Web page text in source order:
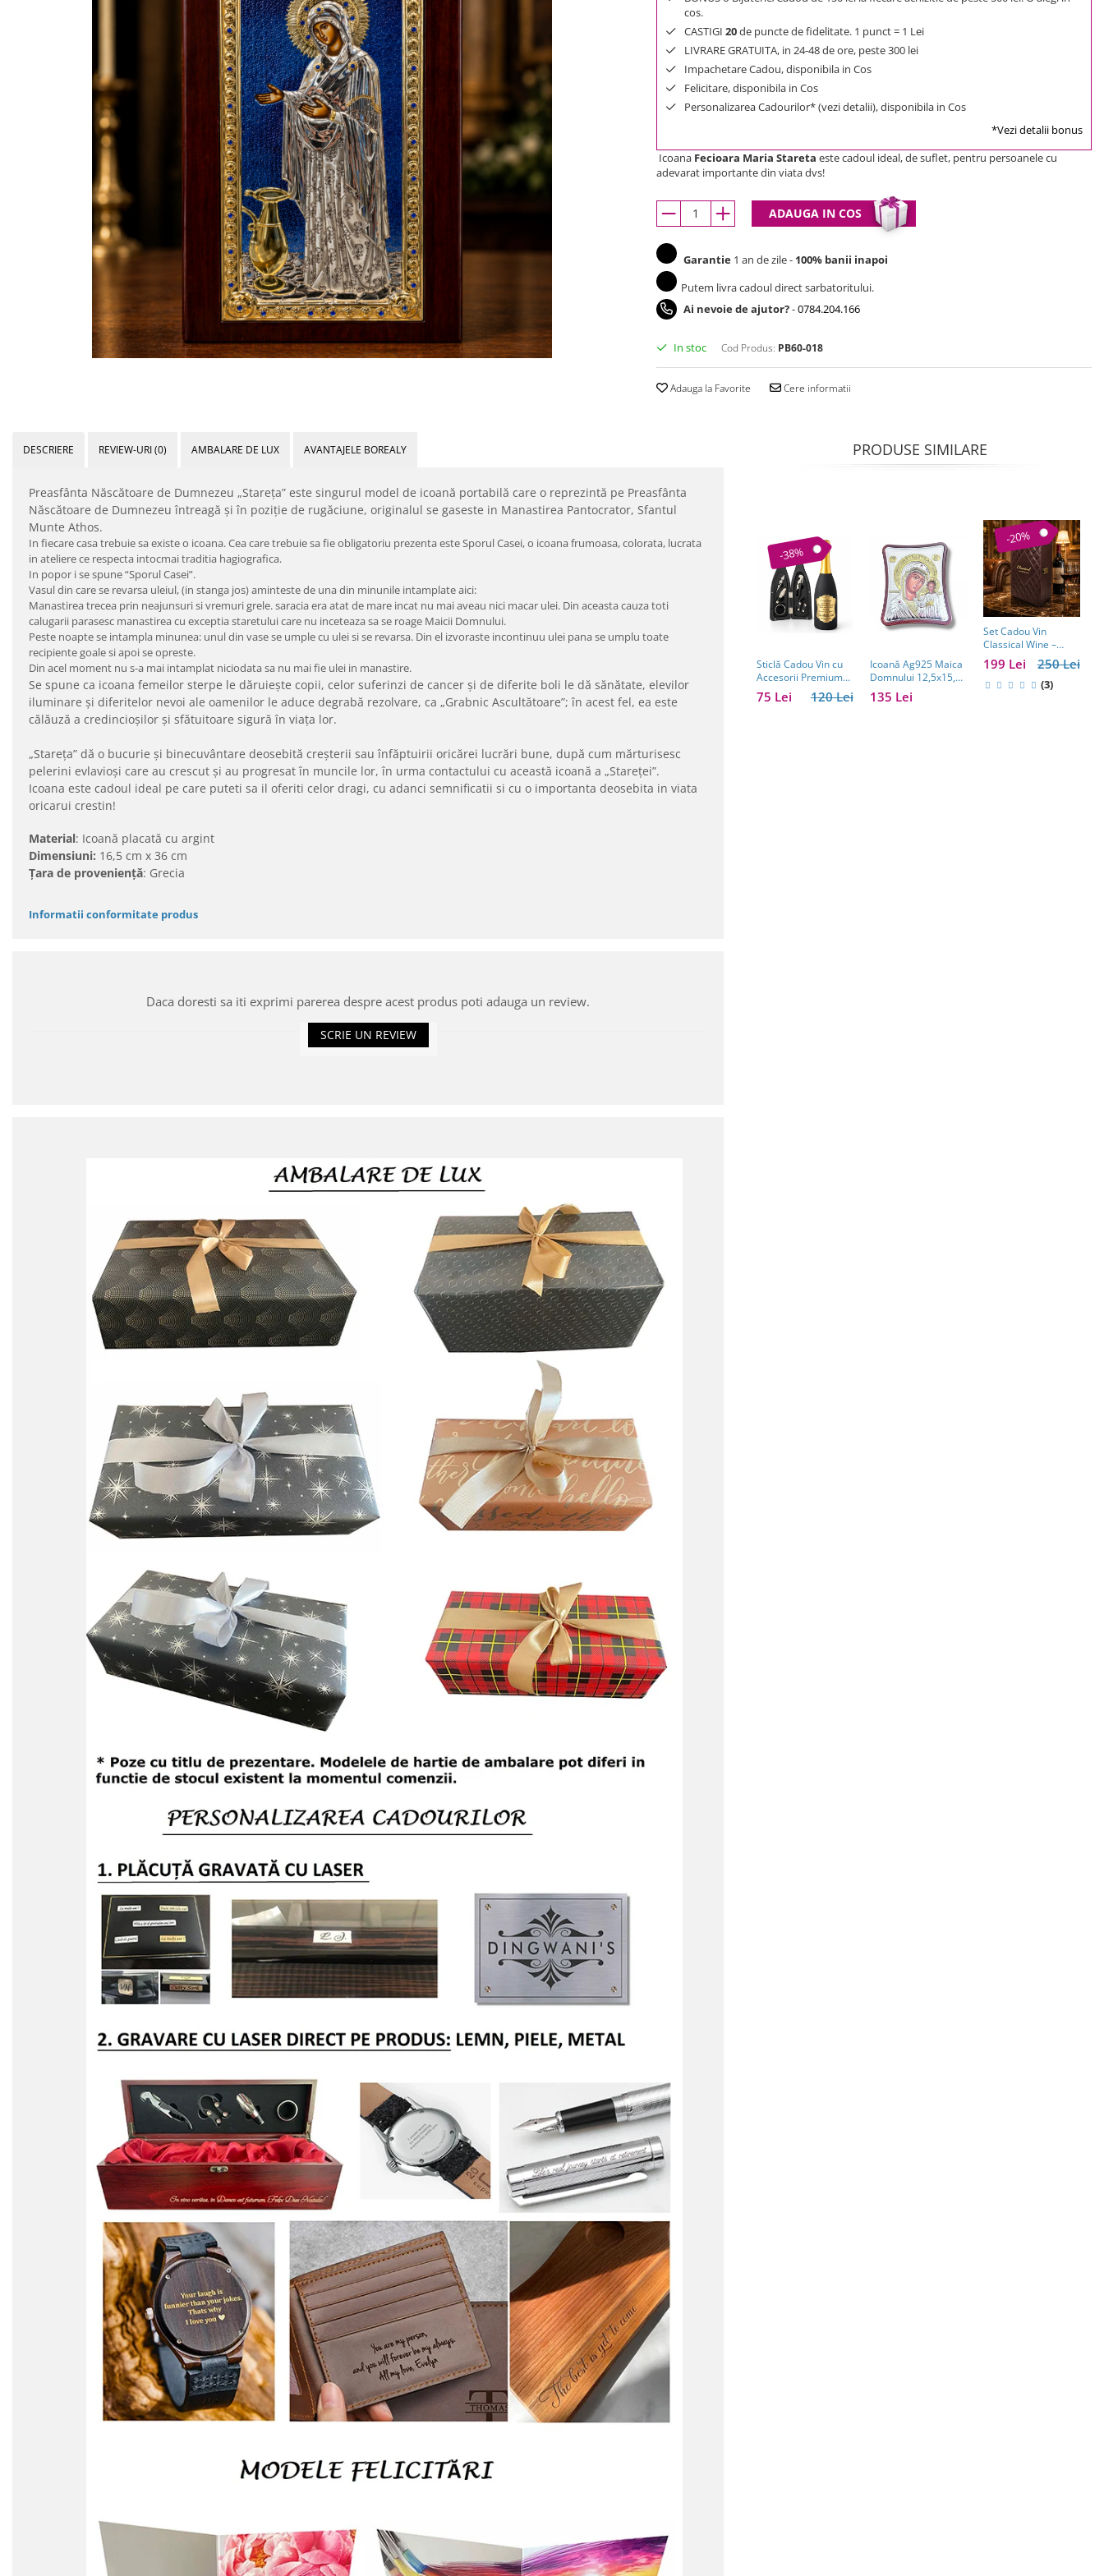
Cele mai vandute
Cele mai votate
0 Lei - 100 Lei
100 Lei - 200 Lei
200 Lei - 300 Lei
cos.
CASTIGI 20de puncte de fidelitate. 1 punct = 1 Lei
LIVRARE GRATUITA, in 24-48 de ore, peste 300 lei
Impachetare Cadou, disponibila in Cos
Felicitare, disponibila in Cos
Personalizarea Cadourilor* (vezi detalii), disponibila in Cos
*Vezi detalii bonus
Icoana Fecioara Maria Stareta este cadoul ideal, de suflet, pentru persoanele cu
adevarat importante din viata dvs!
ADAUGA IN COS
Garantie 1 an de zile - 100% banii inapoi
Putem livra cadoul direct sarbatoritului.
Ai nevoie de ajutor?-0784.204.166
In stoc Cod Produs: PB60-018
Adauga la Favorite Cere informatii
DESCRIERE REVIEW-URI(0) AMBALARE DE LUX AVANTAJELE BOREALY
Preasfânta Născătoare de Dumnezeu „Stareţa” este singurul model de icoană portabilă care o reprezintă pe Preasfânta
Născătoare de Dumnezeu întreagă şi în poziţie de rugăciune, originalul se gaseste in Manastirea Pantocrator, Sfantul
Munte Athos.
In fiecare casa trebuie sa existe o icoana. Cea care trebuie sa fie obligatoriu prezenta este Sporul Casei, o icoana frumoasa, colorata, lucrata
in ateliere ce respecta intocmai traditia hagiografica.
In popor i se spune “Sporul Casei”.
Vasul din care se revarsa uleiul, (in stanga jos) aminteste de una din minunile intamplate aici:
Manastirea trecea prin neajunsuri si vremuri grele. saracia era atat de mare incat nu mai aveau nici macar ulei. Din aceasta cauza toti
calugarii parasesc manastirea cu exceptia staretului care nu inceteaza sa se roage Maicii Domnului.
Peste noapte se intampla minunea: unul din vase se umple cu ulei si se revarsa. Din el izvoraste incontinuu ulei pana se umplu toate
recipiente goale si apoi se opreste.
Din acel moment nu s-a mai intamplat niciodata sa nu mai fie ulei in manastire.
Se spune ca icoana femeilor sterpe le dăruieşte copii, celor suferinzi de cancer şi de diferite boli le dă sănătate, elevilor
iluminare şi diferitelor nevoi ale oamenilor le aduce degrabă rezolvare, ca „Grabnic Ascultătoare”; în acest fel, ea este
călăuză a credincioşilor şi sfătuitoare sigură în viaţa lor.
„Stareţa” dă o bucurie şi binecuvântare deosebită creşterii sau înfăptuirii oricărei lucrări bune, după cum mărturisesc
pelerini evlavioşi care au crescut şi au progresat în muncile lor, în urma contactului cu această icoană a „Stareţei”.
Icoana este cadoul ideal pe care puteti sa il oferiti celor dragi, cu adanci semnificatii si cu o importanta deosebita in viata
oricarui crestin!
Material: Icoană placată cu argint
Dimensiuni: 16,5 cm x 36 cm
Ţara de provenienţă: Grecia
Informatii conformitate produs
Daca doresti sa iti exprimi parerea despre acest produs poti adauga un review.
SCRIE UN REVIEW
PRODUSE SIMILARE
-38%
Sticlă Cadou Vin cu
Accesorii Premium
Personalizată – Set
Elegant pentru120 Lei
75 Lei
Icoană Ag925 Maica
Domnului 12,5x15,5
cm
135 Lei
-20%
Set Cadou Vin
Classical Wine –
Casetă Elegantă cu
Accesorii pentru Vin
250 Lei
199 Lei
(3)